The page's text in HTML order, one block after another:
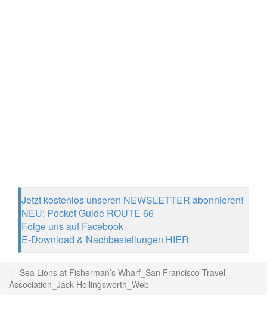
Jetzt kostenlos unseren NEWSLETTER abonnieren!
NEU: Pocket Guide ROUTE 66
Folge uns auf Facebook
E-Download & Nachbestellungen HIER
Sea Lions at Fisherman’s Wharf_San Francisco Travel
Association_Jack Hollingsworth_Web